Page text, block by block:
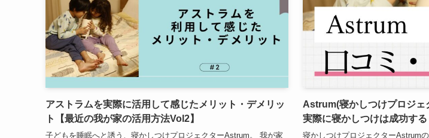
アストラムを実際に活用して感じたメリット・デメリッ
ト【最近の我が家の活用方法Vol2】
子どもを睡眠へと誘う、寝かしつけプロジェクターAstrum。 我が家
Astrum(寝かしつけプロジェ
実際に寝かしつけは成功する
寝かしつけプロジェクターAstrum